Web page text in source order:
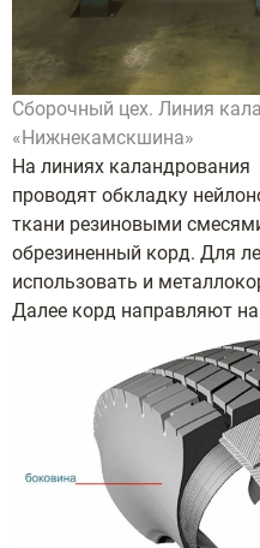
Сборочный цех. Линия
«Нижнекамскшина»
На линиях каландрования
проводят обкладку
ткани резиновыми
обрезиненный корд. Для
использовать и
Далее корд направляют